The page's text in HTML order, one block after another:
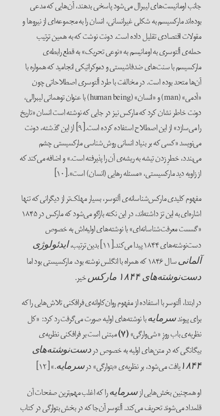
جانب اومانیست‌های لیبرال می‌شود پاسخی بدهند، آن‌هایی که مدعی
بوده‌اند مارکسیسم به شکلی غیرانسانی، انسان را به مجموعه‌ای از نیروها و
مقولات اقتصادی تقلیل داده است. دونت نوشت که به همین ترتیب
حمله‌ی آلتوسری به اومانیسم به «نوعی تحریک» به قطع رابطه‌ی
مارکسیسم با سنت‌های ضدفاشیستی و دموکراتیکی انجامید که همواره با
آن‌ها متحد بوده است. در مخالفت با طرد آلتوسری اصطلاحاتی چون
«آدمی» (man) و «انسان» (human being) با عنوان توهماتی لیبرالی،
دونت خاطر نشان کرد که مارکس نیز در جایی که نوشته است انسان «تاریخ
را می‌سازد» از این اصطلاح استفاده کرده است.[۹] از این گذشته، دونت
می‌نویسد «کسی که بر بنیاد انسانی روش‌شناسی مارکسیستی چشم
می‌بندد، خطرِ زدن تیشه به ریشه‌ی آن را پذیرفته است.» و اضافه می‌کند که
از زاویه دید مارکسیستی، «مسئله رهایی (انسان) است».[۱۰]
مفهوم کلیدی مارکس‌شناسانه‌ی آلتوسر، بسیار مهلک‌تر از دیگرانی که تنها
اشاره‌ای به این تز داشته‌اند، در این نکته بازگو می‌شود که مارکس در ۱۸۴۵
«گسست معرفت‌شناسانه‌ای» با نوشته‌های اولیه‌اش به خصوص
دست‌نوشته‌های ۱۸۴۴ پیدا می‌کند.[۱۱] بدین ترتیب،
ایدئولوژی
آلمانیسال ۱۸۴۶ که همراه با انگلس نوشته بود، مارکسیستی بود اما
دست‌نوشته‌های ۱۸۴۴ مارکس
خیر.
در ابتدا، آلتوسر با استفاده از مفهوم روان‌کاوانه‌ی فرافکنی تلاش‌هایی را که
برای پیوندسرمایهبا نوشته‌های اولیه‌ صورت می‌گرفت رد کرد: «کل
نظریه‌ی باب روزِ «شی‌وارگی»(۷)
مبتنی است بر فرافکنی نظریه‌ی
بیگانگی که در متن‌های اولیه به خصوص دردست‌نوشته‌های
۱۸۴۴یافت می‌شود، بر نظریه‌ی «بتوارگی» درسرمایه.» [۱۲]
او همچنین بخش‌هایی ازسرمایهرا که اغلب مهم‌ترین صفحات آن
قلمداد می‌شوند تحریف می‌کند. آلتوسر آن‌جا که در بخش بتوارگی در کتاب